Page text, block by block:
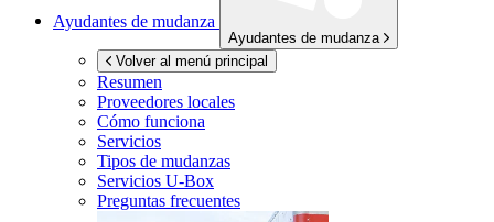
Ayudantes de mudanza
Ayudantes de mudanza
Volver al menú principal
Resumen
Proveedores locales
Cómo funciona
Servicios
Tipos de mudanzas
Servicios U-Box
Preguntas frecuentes